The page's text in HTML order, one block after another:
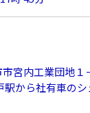
宮内工業団地１
駅から社有車の